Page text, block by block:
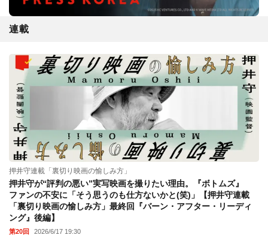
連載
押井守連載「裏切り映画の愉しみ方」
押井守が“評判の悪い”実写映画を撮りたい理由。『ボトムズ』
ファンの不安に「そう思うのも仕方ないかと(笑)」【押井守連載
「裏切り映画の愉しみ方」最終回『バーン・アフター・リーディ
ング』後編】
第20回 2026/6/17 19:30